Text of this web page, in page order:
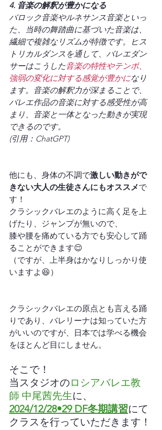
4. 音楽の解釈が豊かになる
バロック音楽やルネサンス音楽といっ
た、当時の舞踏曲に基づいた音楽は、
繊細で複雑なリズムが特徴です。ヒス
トリカルダンスを通して、バレエダン
サーはこうした音楽の特性やテンポ、
強弱の変化に対する感覚が豊かになり
ます。音楽の解釈力が深まることで、
バレエ作品の音楽に対する感受性が高
まり、音楽と一体となった動きが実現
できるのです。
(引用：ChatGPT)
他にも、身体の不調で激しい動きがで
きない大人の生徒さんにもオススメで
す！
クラシックバレエのように高く足を上
げたり、ジャンプが無いので、
膝や腰を痛めている方でも安心して踊
ることができます😌
（ですが、上半身はかなりしっかり使
いますよ😆）
クラシックバレエの原点とも言える踊
りであり、バレリーナは知っていた方
がいいのですが、日本では学べる機会
をほとんど目にしません。
そこで！
当スタジオのロシアバレエ教
師 中尾茜先生に、
2024/12/28•29 DF冬期講習にて
クラスを行っていただきます！